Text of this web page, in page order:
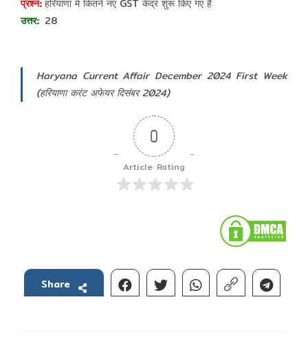
हरियाणा में कितने नए GST केंद्र शुरू किए गए है
28
Haryana Current Affair December 2024 First Week
(हरियाणा करंट अफेयर दिसंबर 2024)
0
Article Rating
Share